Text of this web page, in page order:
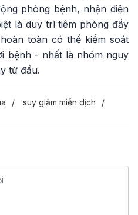
phòng bệnh, nhận diện
là duy trì tiêm phòng đầy
toàn có thể kiểm soát
bệnh - nhất là nhóm nguy
từ đầu.
suy giảm miễn dịch